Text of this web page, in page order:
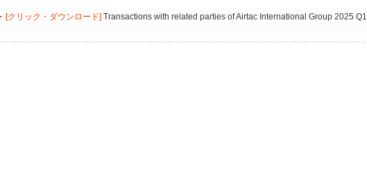
[クリック・ダウンロード] Transactions with related parties of Airtac International Group 2025 Q1